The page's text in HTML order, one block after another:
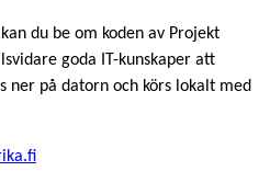
du be om koden av Projekt
goda IT-kunskaper att
ner på datorn och körs lokalt med